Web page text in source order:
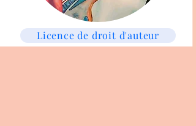
Licence de droit d'auteur